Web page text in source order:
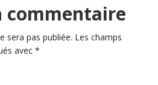
commentaire
sera pas publiée. Les champs
avec *